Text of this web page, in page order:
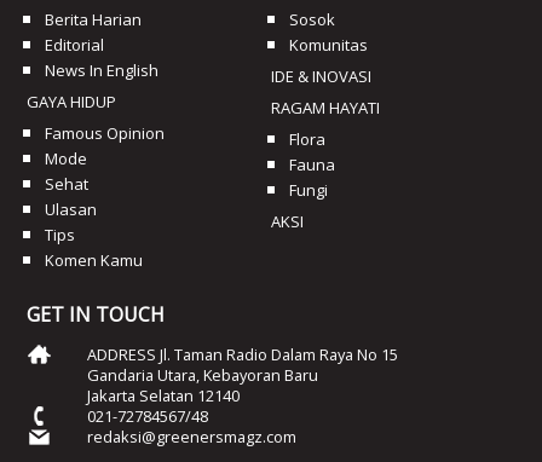
Berita Harian
Editorial
News In English
GAYA HIDUP
Famous Opinion
Mode
Sehat
Ulasan
Tips
Komen Kamu
Sosok
Komunitas
IDE & INOVASI
RAGAM HAYATI
Flora
Fauna
Fungi
AKSI
GET IN TOUCH
ADDRESS Jl. Taman Radio Dalam Raya No 15
Gandaria Utara, Kebayoran Baru
Jakarta Selatan 12140
021-72784567/48
redaksi@greenersmagz.com